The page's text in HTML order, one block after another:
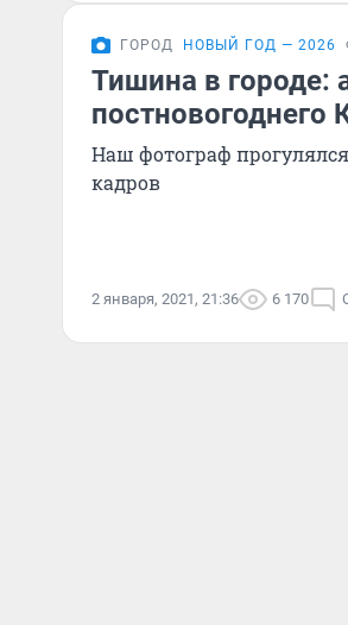
ГОРОД НОВЫЙ ГОД — 2026
Тишина в городе:
постновогоднего
Наш фотограф
кадров
2 января, 2021, 21:36 6 170